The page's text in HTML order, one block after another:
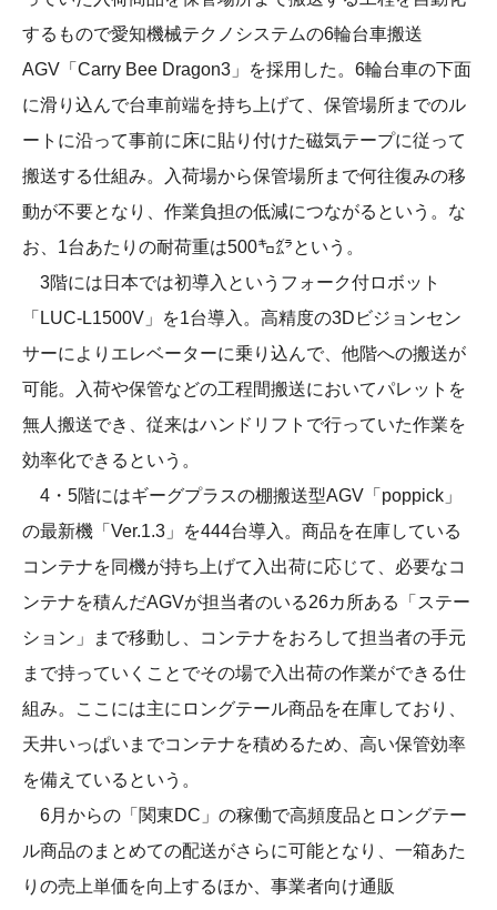
するもので愛知機械テクノシステムの6輪台車搬送
AGV「Carry Bee Dragon3」を採用した。6輪台車の下面
に滑り込んで台車前端を持ち上げて、保管場所までのル
ートに沿って事前に床に貼り付けた磁気テープに従って
搬送する仕組み。入荷場から保管場所まで何往復みの移
動が不要となり、作業負担の低減につながるという。な
お、1台あたりの耐荷重は500㌔㌘という。
3階には日本では初導入というフォーク付ロボット
「LUC-L1500V」を1台導入。高精度の3Dビジョンセン
サーによりエレベーターに乗り込んで、他階への搬送が
可能。入荷や保管などの工程間搬送においてパレットを
無人搬送でき、従来はハンドリフトで行っていた作業を
効率化できるという。
4・5階にはギーグプラスの棚搬送型AGV「poppick」
の最新機「Ver.1.3」を444台導入。商品を在庫している
コンテナを同機が持ち上げて入出荷に応じて、必要なコ
ンテナを積んだAGVが担当者のいる26カ所ある「ステー
ション」まで移動し、コンテナをおろして担当者の手元
まで持っていくことでその場で入出荷の作業ができる仕
組み。ここには主にロングテール商品を在庫しており、
天井いっぱいまでコンテナを積めるため、高い保管効率
を備えているという。
6月からの「関東DC」の稼働で高頻度品とロングテー
ル商品のまとめての配送がさらに可能となり、一箱あた
りの売上単価を向上するほか、事業者向け通販